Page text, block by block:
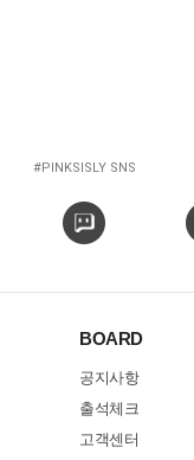
#PINKSISLY SNS
BOARD
공지사항
출석체크
고객센터